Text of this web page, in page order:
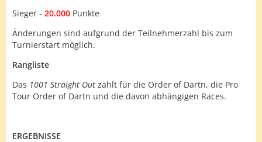
Sieger - 20.000 Punkte
Änderungen sind aufgrund der Teilnehmerzahl bis zum
Turnierstart möglich.
Rangliste
Das 1001 Straight Out zählt für die Order of Dartn, die Pro
Tour Order of Dartn und die davon abhängigen Races.
ERGEBNISSE